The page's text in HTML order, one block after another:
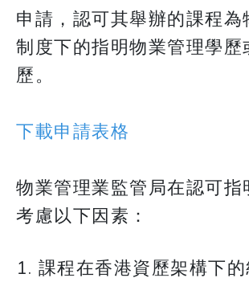
申請，認可其舉辦的課程為
制度下的指明物業管理學歷
歷。
下載申請表格
物業管理業監管局在認可指
考慮以下因素：
1. 課程在香港資歷架構下